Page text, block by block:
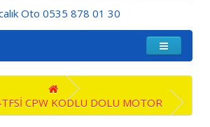
Oto 0535 878 01 30
CPW KODLU DOLU MOTOR